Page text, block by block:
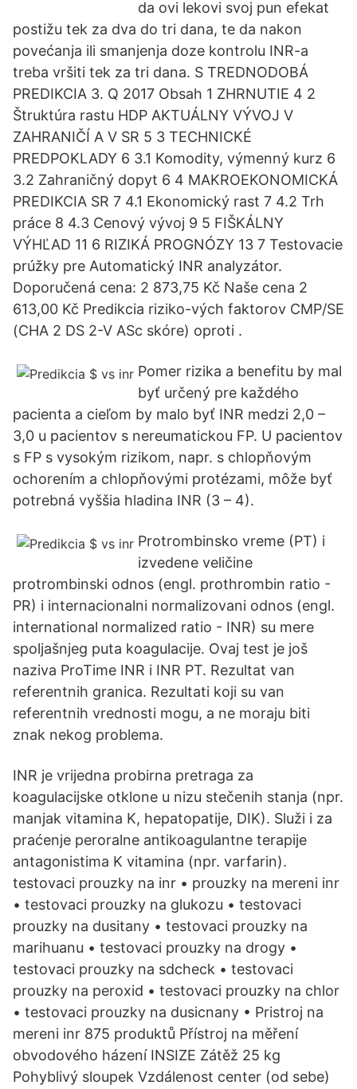
da ovi lekovi svoj pun efekat
postižu tek za dva do tri dana, te da nakon
povećanja ili smanjenja doze kontrolu INR-a
treba vršiti tek za tri dana. S TREDNODOBÁ
PREDIKCIA 3. Q 2017 Obsah 1 ZHRNUTIE 4 2
Štruktúra rastu HDP AKTUÁLNY VÝVOJ V
ZAHRANIČÍ A V SR 5 3 TECHNICKÉ
PREDPOKLADY 6 3.1 Komodity, výmenný kurz 6
3.2 Zahraničný dopyt 6 4 MAKROEKONOMICKÁ
PREDIKCIA SR 7 4.1 Ekonomický rast 7 4.2 Trh
práce 8 4.3 Cenový vývoj 9 5 FIŠKÁLNY
VÝHĽAD 11 6 RIZIKÁ PROGNÓZY 13 7 Testovacie
prúžky pre Automatický INR analyzátor.
Doporučená cena: 2 873,75 Kč Naše cena 2
613,00 Kč Predikcia riziko-vých faktorov CMP/SE
(CHA 2 DS 2-V ASc skóre) oproti .
Pomer rizika a benefitu by mal
byť určený pre každého
pacienta a cieľom by malo byť INR medzi 2,0 –
3,0 u pacientov s nereumatickou FP. U pacientov
s FP s vysokým rizikom, napr. s chlopňovým
ochorením a chlopňovými protézami, môže byť
potrebná vyššia hladina INR (3 – 4).
Protrombinsko vreme (PT) i
izvedene veličine
protrombinski odnos (engl. prothrombin ratio -
PR) i internacionalni normalizovani odnos (engl.
international normalized ratio - INR) su mere
spoljašnjeg puta koagulacije. Ovaj test je još
naziva ProTime INR i INR PT. Rezultat van
referentnih granica. Rezultati koji su van
referentnih vrednosti mogu, a ne moraju biti
znak nekog problema.
INR je vrijedna probirna pretraga za
koagulacijske otklone u nizu stečenih stanja (npr.
manjak vitamina K, hepatopatije, DIK). Služi i za
praćenje peroralne antikoagulantne terapije
antagonistima K vitamina (npr. varfarin).
testovaci prouzky na inr • prouzky na mereni inr
• testovaci prouzky na glukozu • testovaci
prouzky na dusitany • testovaci prouzky na
marihuanu • testovaci prouzky na drogy •
testovaci prouzky na sdcheck • testovaci
prouzky na peroxid • testovaci prouzky na chlor
• testovaci prouzky na dusicnany • Pristroj na
mereni inr 875 produktů Přístroj na měření
obvodového házení INSIZE Zátěž 25 kg
Pohyblivý sloupek Vzdálenost center (od sebe)